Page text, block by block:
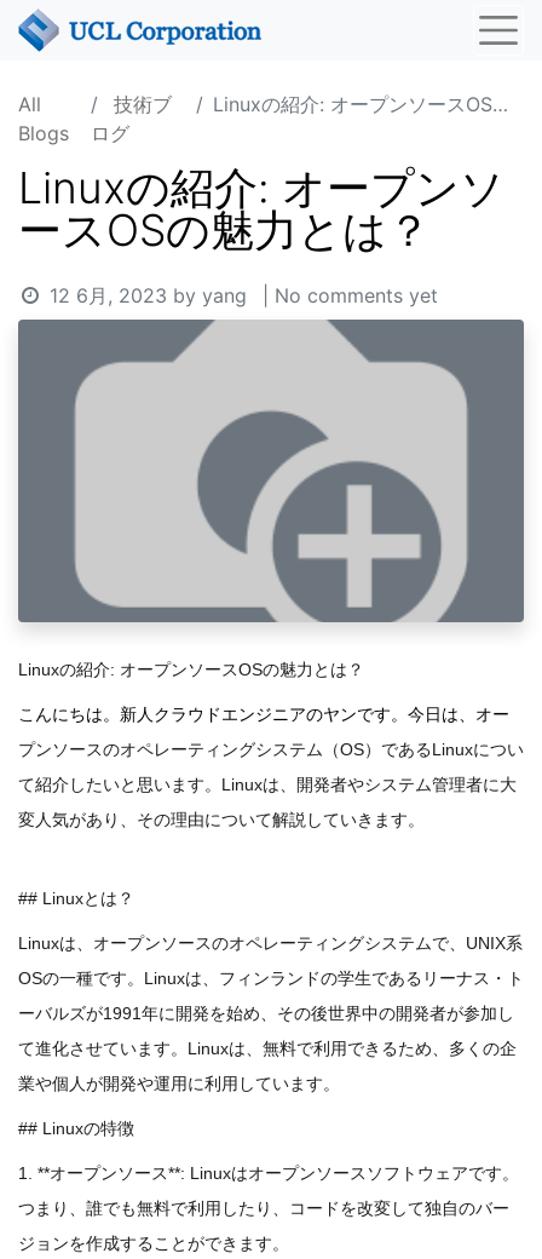
All
Blogs
技術ブ
ログ
Linuxの紹介: オープンソースOSの魅力とは？
Linuxの紹介: オープンソ
ースOSの魅力とは？
12 6月, 2023 by yang | No comments yet
Linuxの紹介: オープンソースOSの魅力とは？
こ んにちは。新人クラウドエンジニアのヤンです。今日は、オー
プンソースのオペレーティングシステム（OS）であるLinuxについ
て紹介したいと思います。Linuxは、開発者やシステム管理者に大
変人気があり、その理由について解説していきます。
## Linuxとは？
Linuxは、オープンソースのオペレーティングシステムで、UNIX系
OSの一種です。Linuxは、フィンランドの学生であるリーナス・ト
ーバルズが1991年に開発を始め、その後世界中の開発者が参加し
て進化させています。Linuxは、無料で利用できるため、多くの企
業や個人が開発や運用に利用しています。
## Linuxの特徴
1. **オープンソース**: Linuxはオープンソースソフトウェアです。
つまり、誰でも無料で利用したり、コードを改変して独自のバー
ジョンを作成することができます。